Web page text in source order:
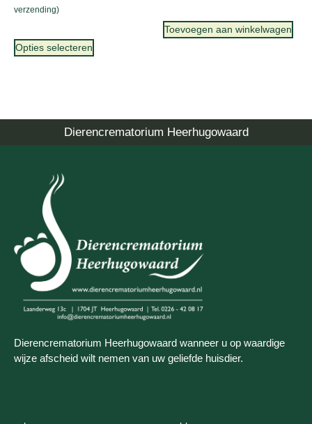
verzending)
Opties selecteren
Toevoegen aan winkelwagen
Dierencrematorium Heerhugowaard
Dierencrematorium Heerhugowaard wanneer u op waardige
wijze afscheid wilt nemen van uw geliefde huisdier.